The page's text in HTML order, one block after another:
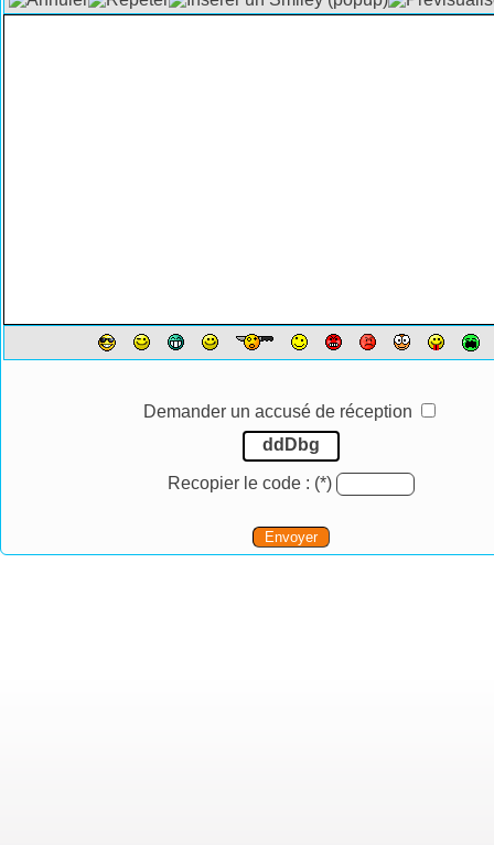
Demander un accusé de réception
ddDbg
Recopier le code : (*)
Envoyer